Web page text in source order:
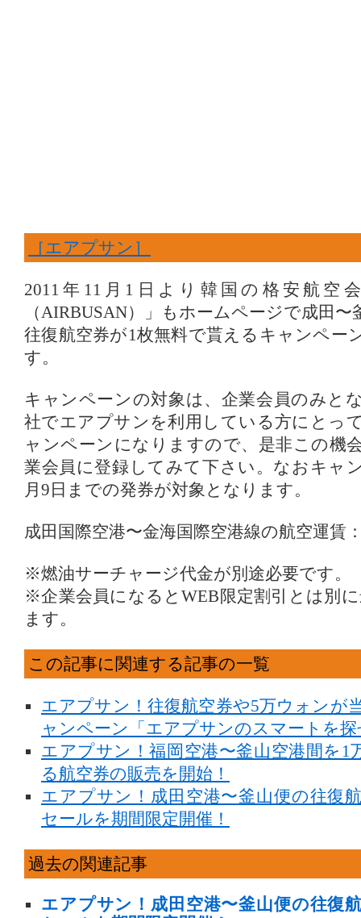
［エアプサン］
2011年11月1日より韓国の格安航空
（AIRBUSAN）」もホームページで成田
往復航空券が1枚無料で貰えるキャンペー
す。
キャンペーンの対象は、企業会員のみと
社でエアプサンを利用している方にとっ
ャンペーンになりますので、是非この機
業会員に登録してみて下さい。なおキャ
月9日までの発券が対象となります。
成田国際空港〜金海国際空港線の航空運賃
※燃油サーチャージ代金が別途必要です。
※企業会員になるとWEB限定割引とは別
ます。
この記事に関連する記事の一覧
エアプサン！往復航空券や5万ウォンが
ャンペーン「エアプサンのスマートを
エアプサン！福岡空港〜釜山空港間を1
る航空券の販売を開始！
エアプサン！成田空港〜釜山便の往復
セールを期間限定開催！
過去の関連記事
エアプサン！成田空港〜釜山便の往復